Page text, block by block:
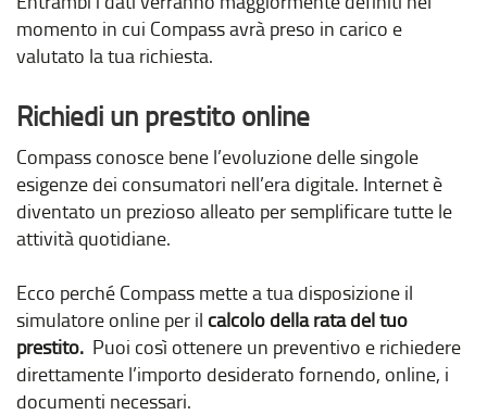
momento in cui Compass avrà preso in carico e
valutato la tua richiesta.
Richiedi un prestito online
Compass conosce bene l’evoluzione delle singole
esigenze dei consumatori nell’era digitale. Internet è
diventato un prezioso alleato per semplificare tutte le
attività quotidiane.
Ecco perché Compass mette a tua disposizione il
simulatore online per il calcolo della rata del tuo
prestito. Puoi così ottenere un preventivo e richiedere
direttamente l’importo desiderato fornendo, online, i
documenti necessari.